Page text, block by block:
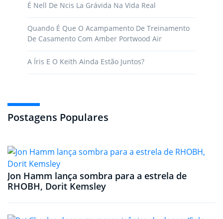
É Nell De Ncis La Grávida Na Vida Real
Quando É Que O Acampamento De Treinamento
De Casamento Com Amber Portwood Air
A Íris E O Keith Ainda Estão Juntos?
Postagens Populares
Jon Hamm lança sombra para a estrela de
RHOBH, Dorit Kemsley